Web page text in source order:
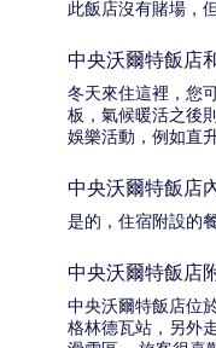
此飯店沒有賭場，
中央沃爾特飯店
冬天來住這裡，您
板，氣候暖活之後
娛樂活動，例如直
中央沃爾特飯店
是的，住宿附設的
中央沃爾特飯店
中央沃爾特飯店位
格林德瓦站，另外